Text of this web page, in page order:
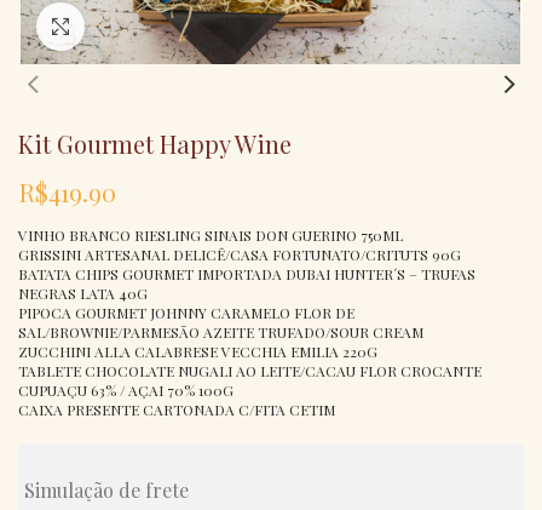
Click to enlarge
Kit Gourmet Happy Wine
R$419.90
VINHO BRANCO RIESLING SINAIS DON GUERINO 750ML
GRISSINI ARTESANAL DELICÊ/CASA FORTUNATO/CRITUTS 90G
BATATA CHIPS GOURMET IMPORTADA DUBAI HUNTER´S – TRUFAS
NEGRAS LATA 40G
PIPOCA GOURMET JOHNNY CARAMELO FLOR DE
SAL/BROWNIE/PARMESÃO AZEITE TRUFADO/SOUR CREAM
ZUCCHINI ALLA CALABRESE VECCHIA EMILIA 220G
TABLETE CHOCOLATE NUGALI AO LEITE/CACAU FLOR CROCANTE
CUPUAÇU 63% / AÇAI 70% 100G
CAIXA PRESENTE CARTONADA C/FITA CETIM
Simulação de frete